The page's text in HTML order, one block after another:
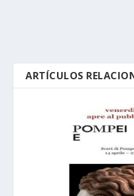
ARTÍCULOS